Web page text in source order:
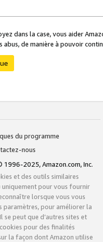
dans la case, vous aider
de manière à pouvoir
du programme
nous
1996-2025, Amazon.com, Inc.
et des outils similaires
uniquement pour vous fournir
lorsque vous vous
paramètres, pour améliorer la
peut que d’autres sites et
pour des finalités
la façon dont Amazon utilise